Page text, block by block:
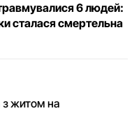
6 людей:
сталася смертельна
з житом на